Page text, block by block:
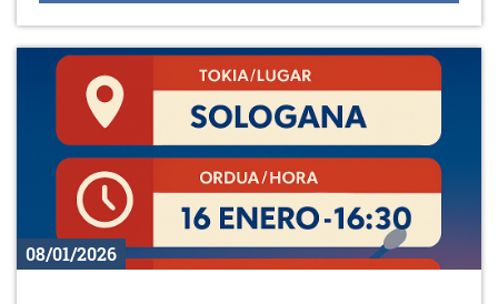
08/01/2026